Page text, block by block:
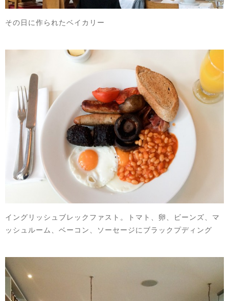
その日に作られたベイカリー
イングリッシュブレックファスト。トマト、卵、ビーンズ、マ
ッシュルーム、ベーコン、ソーセージにブラックプディング